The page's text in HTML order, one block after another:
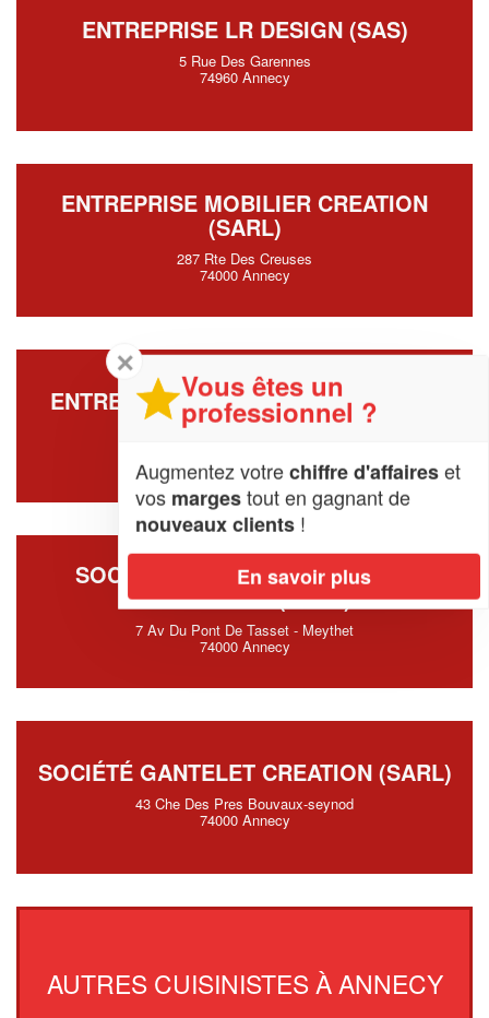
ENTREPRISE LR DESIGN (SAS)
5 Rue Des Garennes
74960 Annecy
ENTREPRISE MOBILIER CREATION
(SARL)
287 Rte Des Creuses
74000 Annecy
ENTREPRISE SUMMIT CUISINE (SAS)
10 Chemin Du Genie Militaire
SOCIÉTÉ SAVOIE AGENCEMENT
MENUISERIE (SARL)
7 Av Du Pont De Tasset - Meythet
74000 Annecy
SOCIÉTÉ GANTELET CREATION (SARL)
43 Che Des Pres Bouvaux-seynod
74000 Annecy
AUTRES CUISINISTES À ANNECY
✕
Vous êtes un
professionnel ?
Augmentez votrechiffre d'affaireset
vos margestout en gagnant de
nouveaux clients !
En savoir plus